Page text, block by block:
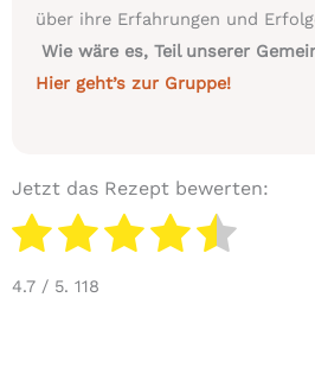
über ihre Erfahrungen und
Wie wäre es, Teil unserer
Hier geht’s zur Gruppe!
Jetzt das Rezept bewerten:
4.7 / 5. 118